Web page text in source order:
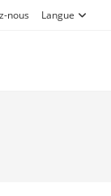
nous Langue